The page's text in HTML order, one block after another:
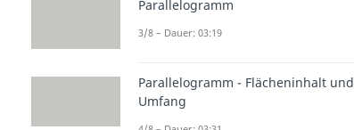
Parallelogramm
3/8 – Dauer: 03:19
Parallelogramm - Flächeninhalt und
Umfang